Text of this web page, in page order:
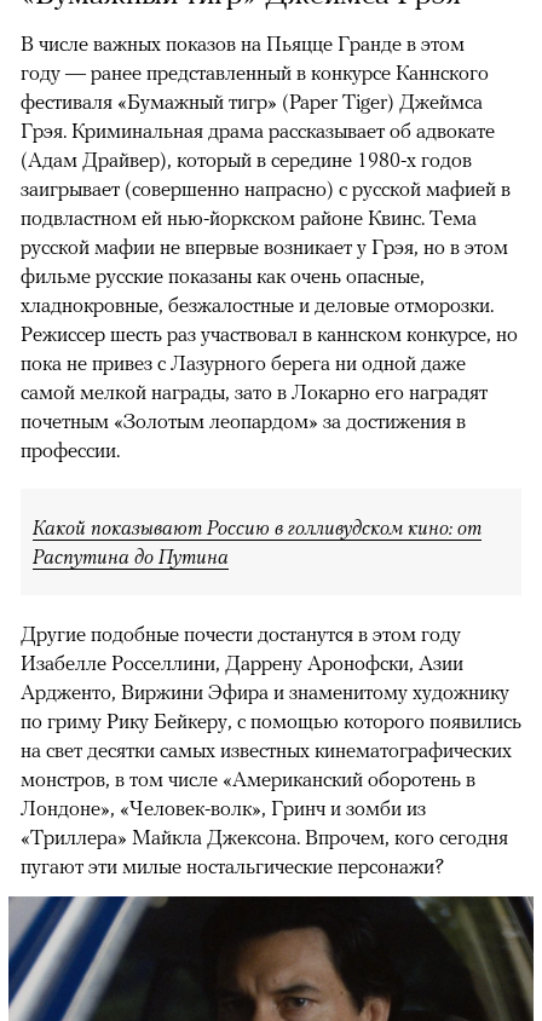
В числе важных показов на Пьяцце Гранде в этом
году — ранее представленный в конкурсе Каннского
фестиваля «Бумажный тигр» (Paper Tiger) Джеймса
Грэя. Криминальная драма рассказывает об адвокате
(Адам Драйвер), который в середине 1980-х годов
заигрывает (совершенно напрасно) с русской мафией в
подвластном ей нью-йоркском районе Квинс. Тема
русской мафии не впервые возникает у Грэя, но в этом
фильме русские показаны как очень опасные,
хладнокровные, безжалостные и деловые отморозки.
Режиссер шесть раз участвовал в каннском конкурсе, но
пока не привез с Лазурного берега ни одной даже
самой мелкой награды, зато в Локарно его наградят
почетным «Золотым леопардом» за достижения в
профессии.
Какой показывают Россию в голливудском кино: от
Распутина до Путина
Другие подобные почести достанутся в этом году
Изабелле Росселлини, Даррену Аронофски, Азии
Ардженто, Виржини Эфира и знаменитому художнику
по гриму Рику Бейкеру, с помощью которого появились
на свет десятки самых известных кинематографических
монстров, в том числе «Американский оборотень в
Лондоне», «Человек-волк», Гринч и зомби из
«Триллера» Майкла Джексона. Впрочем, кого сегодня
пугают эти милые ностальгические персонажи?